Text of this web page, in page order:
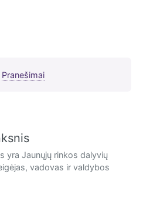
Pranešimai
yra Jaunųjų rinkos dalyvių
vadovas ir valdybos